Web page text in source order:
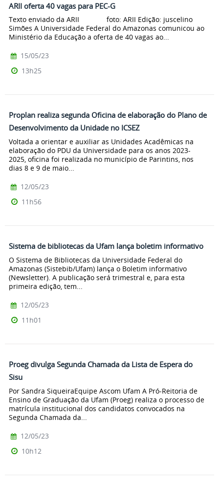
ARII oferta 40 vagas para PEC-G
Texto enviado da ARII foto: ARII Edição: juscelino
Simões A Universidade Federal do Amazonas comunicou ao
Ministério da Educação a oferta de 40 vagas ao...
15/05/23
13h25
Proplan realiza segunda Oficina de elaboração do Plano de
Desenvolvimento da Unidade no ICSEZ
Voltada a orientar e auxiliar as Unidades Acadêmicas na
elaboração do PDU da Universidade para os anos 2023-
2025, oficina foi realizada no município de Parintins, nos
dias 8 e 9 de maio...
12/05/23
11h56
Sistema de bibliotecas da Ufam lança boletim informativo
O Sistema de Bibliotecas da Universidade Federal do
Amazonas (Sistebib/Ufam) lança o Boletim informativo
(Newsletter). A publicação será trimestral e, para esta
primeira edição, tem...
12/05/23
11h01
Proeg divulga Segunda Chamada da Lista de Espera do
Sisu
Por Sandra SiqueiraEquipe Ascom Ufam A Pró-Reitoria de
Ensino de Graduação da Ufam (Proeg) realiza o processo de
matrícula institucional dos candidatos convocados na
Segunda Chamada da...
12/05/23
10h12